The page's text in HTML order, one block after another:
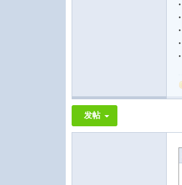
•
•
•
•
•
发帖